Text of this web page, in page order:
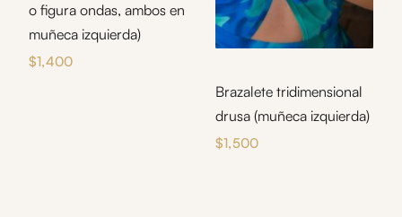
o figura ondas, ambos en
muñeca izquierda)
$1,400
Brazalete tridimensional
drusa (muñeca izquierda)
$1,500